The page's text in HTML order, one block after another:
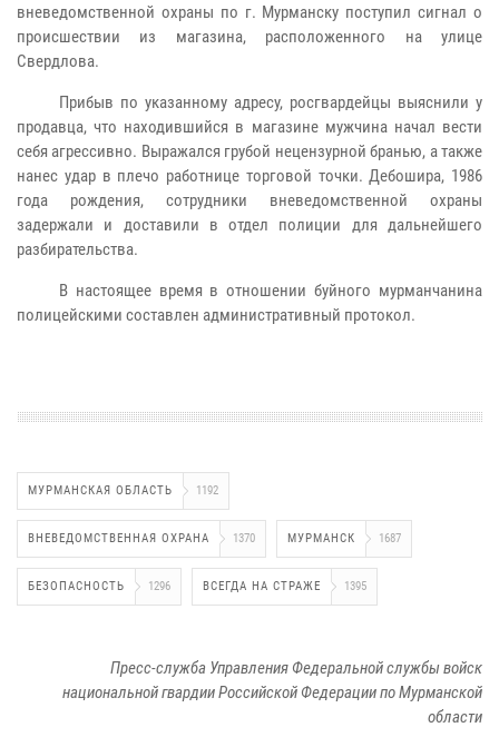
вневедомственной охраны по г. Мурманску поступил сигнал о
происшествии из магазина, расположенного на улице
Свердлова.
Прибыв по указанному адресу, росгвардейцы выяснили у
продавца, что находившийся в магазине мужчина начал вести
себя агрессивно. Выражался грубой нецензурной бранью, а также
нанес удар в плечо работнице торговой точки. Дебошира, 1986
года рождения, сотрудники вневедомственной охраны
задержали и доставили в отдел полиции для дальнейшего
разбирательства.
В настоящее время в отношении буйного мурманчанина
полицейскими составлен административный протокол.
МУРМАНСКАЯ ОБЛАСТЬ 1192
ВНЕВЕДОМСТВЕННАЯ ОХРАНА 1370 МУРМАНСК 1687
БЕЗОПАСНОСТЬ 1296 ВСЕГДА НА СТРАЖЕ 1395
Пресс-служба Управления Федеральной службы войск
национальной гвардии Российской Федерации по Мурманской
области